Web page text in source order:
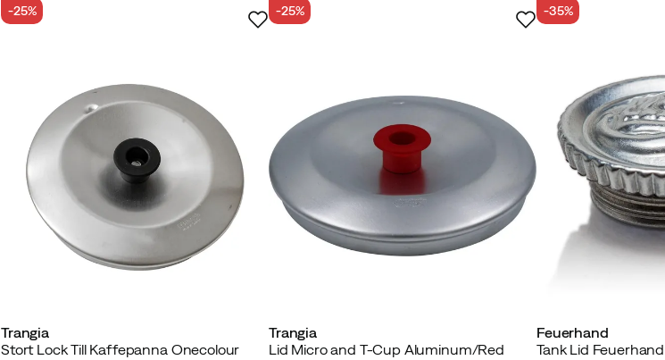
Trangia
Stort Lock Till Kaffepanna Onecolour
-25%
Trangia
Lid Micro and T-Cup Aluminum/Red
-25%
Feuerhand
Tank Lid
-35%